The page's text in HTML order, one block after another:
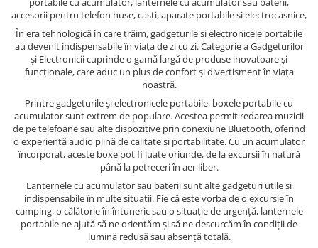
accesorii pentru telefon huse, casti, aparate portabile si electrocasnice,
În era tehnologică în care trăim, gadgeturile și electronicele portabile
au devenit indispensabile în viața de zi cu zi. Categorie a Gadgeturilor
și Electronicii cuprinde o gamă largă de produse inovatoare și
funcționale, care aduc un plus de confort și divertisment în viața
noastră.
Printre gadgeturile și electronicele portabile, boxele portabile cu
acumulator sunt extrem de populare. Acestea permit redarea muzicii
de pe telefoane sau alte dispozitive prin conexiune Bluetooth, oferind
o experiență audio plină de calitate și portabilitate. Cu un acumulator
încorporat, aceste boxe pot fi luate oriunde, de la excursii în natură
până la petreceri în aer liber.
Lanternele cu acumulator sau baterii sunt alte gadgeturi utile și
indispensabile în multe situații. Fie că este vorba de o excursie în
camping, o călătorie în întuneric sau o situație de urgență, lanternele
portabile ne ajută să ne orientăm și să ne descurcăm în condiții de
lumină redusă sau absență totală.